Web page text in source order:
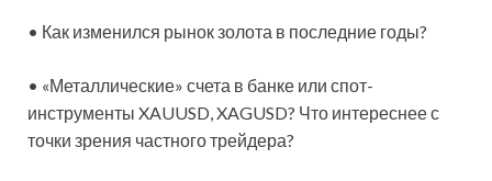
• Как изменился рынок золота в последние годы?
• «Металлические» счета в банке или спот-
инструменты XAUUSD, XAGUSD? Что интереснее с
точки зрения частного трейдера?